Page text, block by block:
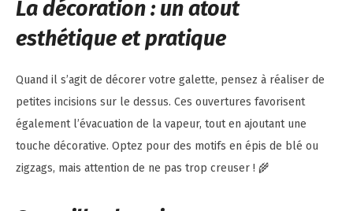
La décoration : un atout
esthétique et pratique
Quand il s’agit de décorer votre galette, pensez à réaliser de
petites incisions sur le dessus. Ces ouvertures favorisent
également l’évacuation de la vapeur, tout en ajoutant une
touche décorative. Optez pour des motifs en épis de blé ou
zigzags, mais attention de ne pas trop creuser ! 🌾